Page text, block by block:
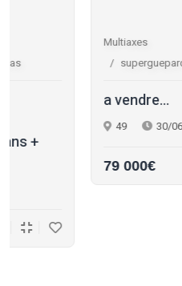
superguepard club récent
30/06/2026